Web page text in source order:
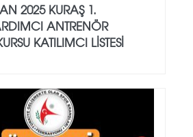
2025 KURAŞ 1.
ANTRENÖR
KATILIMCI LİSTESİ